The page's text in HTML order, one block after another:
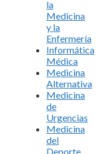
la
Medicina
y la
Enfermería
Informática
Médica
Medicina
Alternativa
Medicina
de
Urgencias
Medicina
del
Deporte